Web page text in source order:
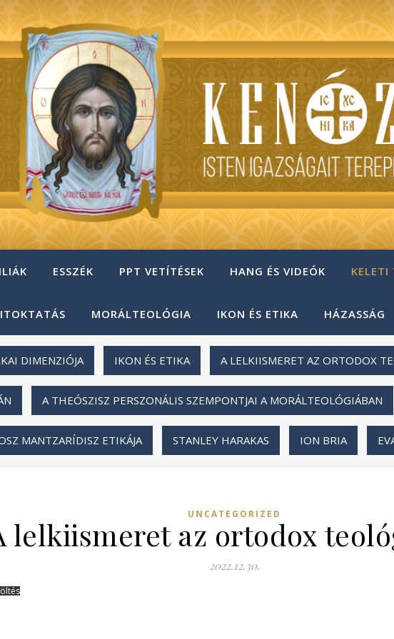
ESSZÉK PPT VETÍTÉSEK HANG ÉS VIDEÓK KELETI
MORÁLTEOLÓGIA IKON ÉS ETIKA HÁZASSÁG
DIMENZIÓJA IKON ÉS ETIKA A LELKIISMERET AZ ORTODOX
A THEÓSZISZ PERSZONÁLIS SZEMPONTJAI A MORÁLTEOLÓGIÁBAN
MANTZARÍDISZ ETIKÁJA STANLEY HARAKAS ION BRIA
UNCATEGORIZED
lelkiismeret az ortodox
2022.12.30.